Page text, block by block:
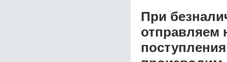
При
отправляем